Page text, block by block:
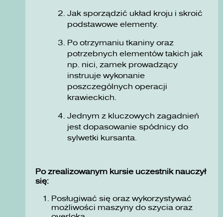
Jak sporządzić układ kroju i skroić
podstawowe elementy.
Po otrzymaniu tkaniny oraz
potrzebnych elementów takich jak
np. nici, zamek prowadzący
instruuje wykonanie
poszczególnych operacji
krawieckich.
Jednym z kluczowych zagadnień
jest dopasowanie spódnicy do
sylwetki kursanta.
Po zrealizowanym kursie uczestnik nauczył
się:
Posługiwać się oraz wykorzystywać
możliwości maszyny do szycia oraz